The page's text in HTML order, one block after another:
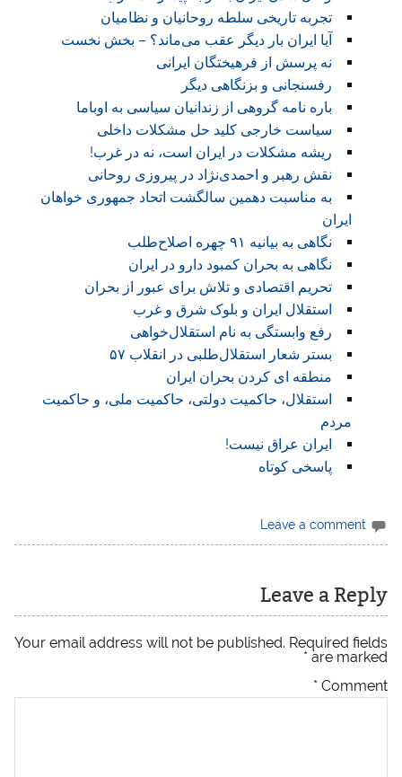
تجربه تاریخی سلطه روحانیان و نظامیان
آیا ایران بار دیگر عقب می‌ماند؟ – بخش نخست
نه پرسش از فرهیختگان ایرانی
رفسنجانی و بزنگاهی دیگر
باره نامه گروهی از زندانیان سیاسی به اوباما
سیاست خارجی کلید حل مشکلات داخلی
ریشه مشکلات در ایران است، نه در غرب!
نقش رهبر و احمدی‌نژاد در پیروزی روحانی
به مناسبت دهمین سالگشت اتحاد جمهوری خواهان
ایران
نگاهی به بیانیه ۹۱ چهره اصلاح‌طلب
نگاهی به بحران کمبود دارو در ایران
تحریم اقتصادی و تلاش برای عبور از بحران
استقلال ایران و بلوک شرق و غرب
رفع وابستگی به نام استقلال‌خواهی
بستر شعار استقلال‌طلبی در انقلاب ۵۷
منطقه ای کردن بحران ایران
استقلال، حاکمیت دولتی، حاکمیت ملی، و حاکمیت
مردم
ایران عراق نیست!
پاسخی کوتاه
Leave a comment
Leave a Reply
Your email address will not be published. Required fields
are marked
*
Comment
*